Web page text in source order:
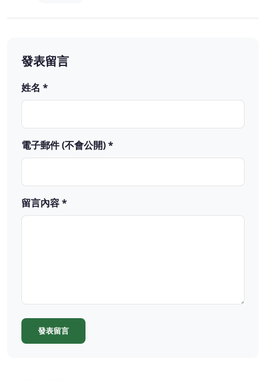
發表留言
姓名 *
電子郵件 (不會公開) *
留言內容 *
發表留言